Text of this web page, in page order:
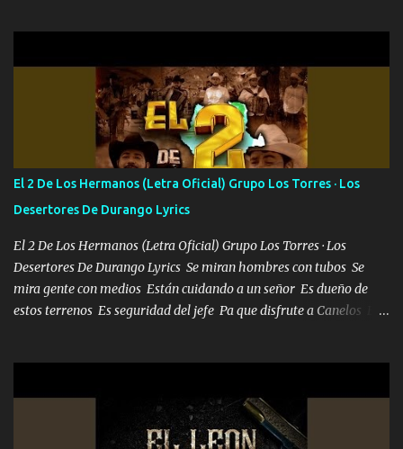
algunas que no lo entiendan Porque ahora soy su pesadilla, lo sé
Soy yo la octava maravilla, no lo niegues Tengo de rodillas a otras
cien Y por más que quieran no me detienen Soy yo la mente que
más brilla, lo ves Pa' mi la vida es tan sencilla No lo entenderías en
tu vida, y está bien Porque lo que tengo nadie lo tiene Una me está
escribiendo y la otra me va a llamar Quiere que vaya a verla y que
la invite a cenar Otras más me están pidiendo que las saque a
bailar Pero es que tengo un par de conciertos más que llenar Se
mueven solo por el interés P...
El 2 De Los Hermanos (Letra Oficial) Grupo Los Torres · Los
Desertores De Durango Lyrics
El 2 De Los Hermanos (Letra Oficial) Grupo Los Torres · Los
Desertores De Durango Lyrics Se miran hombres con tubos Se
mira gente con medios Están cuidando a un señor Es dueño de
estos terrenos Es seguridad del jefe Pa que disfrute a Canelos Es
ni tampoco las mujeres porque es platica de grandes por eso hay
que estar alegres doy las instrucciones para atender los deberes
Música Si es que salta algún problema de confianza tengo gente